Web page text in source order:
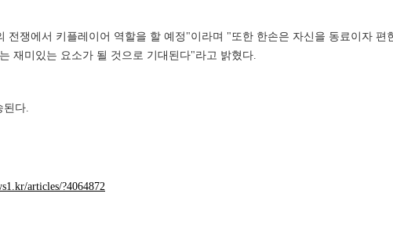
전쟁에서 키플레이어 역할을 할 예정"이라며 "또한 한손은 자신을 동료이자
재미있는 요소가 될 것으로 기대된다"라고 밝혔다.
된다.
articles/?4064872